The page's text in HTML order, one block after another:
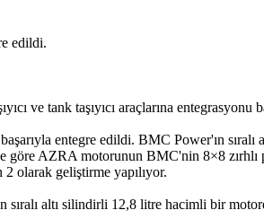
edildi.
ve tank taşıyıcı araçlarına entegrasyonu
entegre edildi. BMC Power'ın
AZRA motorunun BMC'nin 8×8 zırhlı
olarak geliştirme yapılıyor.
altı silindirli 12,8 litre hacimli bir